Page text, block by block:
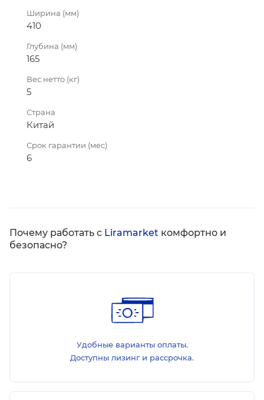
Ширина (мм)
410
Глубина (мм)
165
Вес нетто (кг)
5
Страна
Китай
Срок гарантии (мес)
6
Почему работать с Liramarket комфортно и
безопасно?
Удобные варианты оплаты.
Доступны лизинг и рассрочка.